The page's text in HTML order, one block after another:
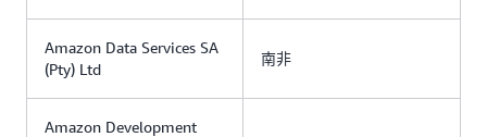
Amazon Data Services SA
(Pty) Ltd
南非
Amazon Development